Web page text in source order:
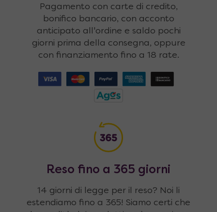
Pagamento con carte di credito,
bonifico bancario, con acconto
anticipato all'ordine e saldo pochi
giorni prima della consegna, oppure
con finanziamento fino a 18 rate.
Reso fino a 365 giorni
14 giorni di legge per il reso? Noi li
estendiamo fino a 365! Siamo certi che